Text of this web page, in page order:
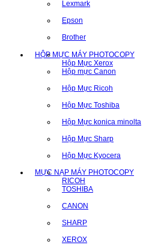
Lexmark
Epson
Brother
HỘP MỰC MÁY PHOTOCOPY
Hộp Mực Xerox
Hộp mực Canon
Hộp Mực Ricoh
Hộp Mực Toshiba
Hộp Mực konica minolta
Hộp Mực Sharp
Hộp Mực Kyocera
MỰC NẠP MÁY PHOTOCOPY
RICOH
TOSHIBA
CANON
SHARP
XEROX